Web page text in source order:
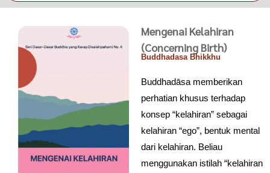
Mengenai Kelahiran
(Concerning Birth)
Buddhadasa Bhikkhu
Buddhadāsa memberikan
perhatian khusus terhadap
konsep “kelahiran” sebagai
kelahiran “ego”, bentuk mental
dari kelahiran. Beliau
menggunakan istilah “kelahiran